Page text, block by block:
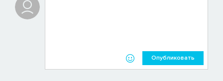
Опубликовать